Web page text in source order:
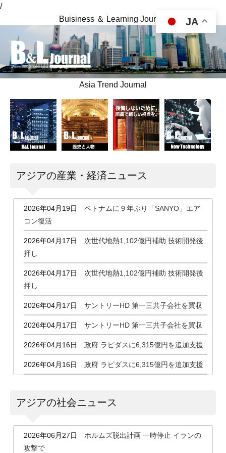
/
Buisiness ＆ Learning Journal
Asia Trend Journal
アジアの産業・経済ニュース
2026年04月19日ベトナムに９年ぶり「SANYO」エア
コン復活
2026年04月17日 次世代地熱1,102億円補助 技術開発後
押し
2026年04月17日 次世代地熱1,102億円補助 技術開発後
押し
2026年04月17日サントリーHD 第一三共子会社を買収
2026年04月17日サントリーHD 第一三共子会社を買収
2026年04月16日政府 ラピダスに6,315億円を追加支援
2026年04月16日政府 ラピダスに6,315億円を追加支援
億円
2026年04月11日
アジアの社会ニュース
2026年06月27日ホルムズ脱出計画 一時停止 イランの
攻撃で
JA